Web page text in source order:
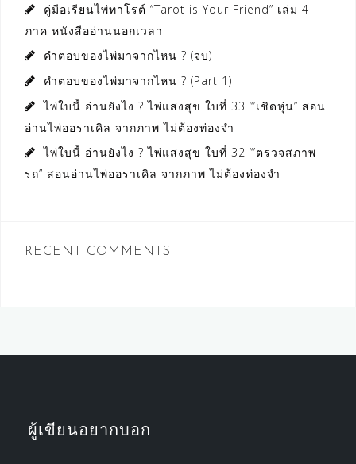
คู่มือเรียนไพ่ทาโรต์ “Tarot is Your Friend” เล่ม 4
ภาค หนังสืออ่านนอกเวลา
คำตอบของไพ่มาจากไหน ? (จบ)
คำตอบของไพ่มาจากไหน ? (Part 1)
ไพ่ใบนี้ อ่านยังไง ? ไพ่แสงสุข ใบที่ 33 “’เชิดหุ่น” สอน
อ่านไพ่ออราเคิล จากภาพ ไม่ต้องท่องจำ
ไพ่ใบนี้ อ่านยังไง ? ไพ่แสงสุข ใบที่ 32 “’ตรวจสภาพ
รถ” สอนอ่านไพ่ออราเคิล จากภาพ ไม่ต้องท่องจำ
RECENT COMMENTS
ผู้เขียนอยากบอก